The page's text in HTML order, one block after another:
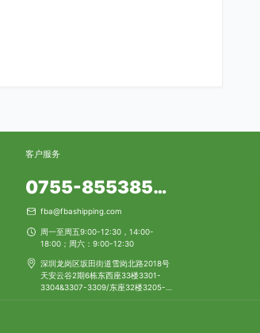
客户服务
0755-85538553
fba@fbashipping.com
周一至周五9:00-12:30，14:00-
18:00；周六：9:00-12:30
深圳龙岗区坂田街道雪岗北路2018号
天安云谷2期6栋东西座33楼3301-
3304&3307-3309/东座32楼3205-